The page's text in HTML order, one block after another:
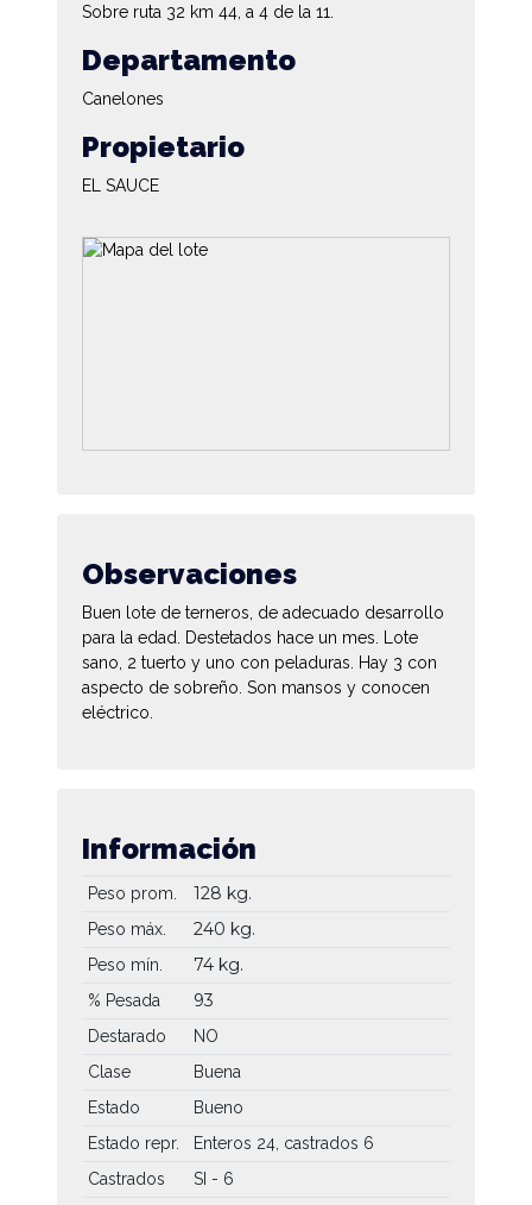
Sobre ruta 32 km 44, a 4 de la 11.
Departamento
Canelones
Propietario
EL SAUCE
Observaciones
Buen lote de terneros, de adecuado desarrollo
para la edad. Destetados hace un mes. Lote
sano, 2 tuerto y uno con peladuras. Hay 3 con
aspecto de sobreño. Son mansos y conocen
eléctrico.
Información
Peso prom. 128 kg.
Peso máx. 240 kg.
Peso mín. 74 kg.
% Pesada 93
Destarado
NO
Clase
Buena
Estado
Bueno
Estado repr.
Enteros 24, castrados 6
Castrados
SI - 6